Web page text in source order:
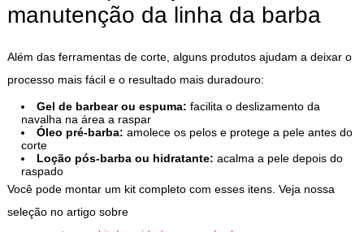
manutenção da linha da barba
Além das ferramentas de corte, alguns produtos ajudam a deixar o
processo mais fácil e o resultado mais duradouro:
Gel de barbear ou espuma: facilita o deslizamento da
navalha na área a raspar
Óleo pré-barba: amolece os pelos e protege a pele antes do
corte
Loção pós-barba ou hidratante: acalma a pele depois do
raspado
Você pode montar um kit completo com esses itens. Veja nossa
seleção no artigo sobre